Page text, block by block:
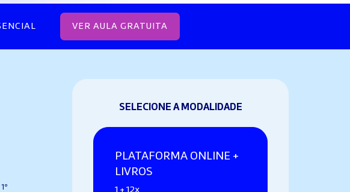
VER AULA GRATUITA
SELECIONE A MODALIDADE
PLATAFORMA ONLINE +
LIVROS